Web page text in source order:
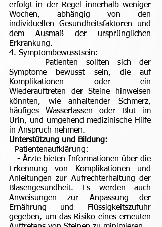
erfolgt in der Regel innerhalb weniger
Wochen, abhängig von den
individuellen Gesundheitsfaktoren und
dem Ausmaß der ursprünglichen
Erkrankung.
4. Symptombewusstsein:
- Patienten sollten sich der
Symptome bewusst sein, die auf
Komplikationen oder ein
Wiederauftreten der Steine hinweisen
könnten, wie anhaltender Schmerz,
häufiges Wasserlassen oder Blut im
Urin, und umgehend medizinische Hilfe
in Anspruch nehmen.
Unterstützung und Bildung:
- Patientenaufklärung:
- Ärzte bieten Informationen über die
Erkennung von Komplikationen und
Anleitungen zur Aufrechterhaltung der
Blasengesundheit. Es werden auch
Anweisungen zur Anpassung der
Ernährung und Flüssigkeitszufuhr
gegeben, um das Risiko eines erneuten